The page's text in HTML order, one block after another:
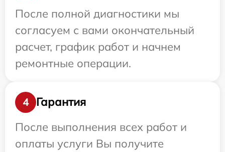
После полной диагностики мы
согласуем с вами окончательный
расчет, график работ и начнем
ремонтные операции.
4
Гарантия
После выполнения всех работ и
оплаты услуги Вы получите